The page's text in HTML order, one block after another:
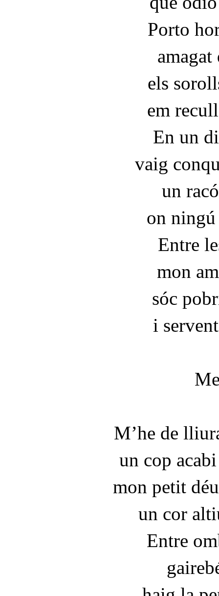
Porto
els
em
En un
vaig
un
on ningú
Entre
mon
sóc
i
M’he de
un cop
mon petit
un cor
Entre